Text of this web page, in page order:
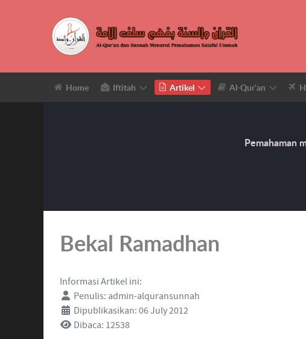
Home Iftitah Artikel Al-Qur'an
Pemahaman
Bekal Ramadhan
Informasi Artikel ini:
Penulis: admin-alquransunnah
Dipublikasikan: 06 July 2012
Dibaca: 12538